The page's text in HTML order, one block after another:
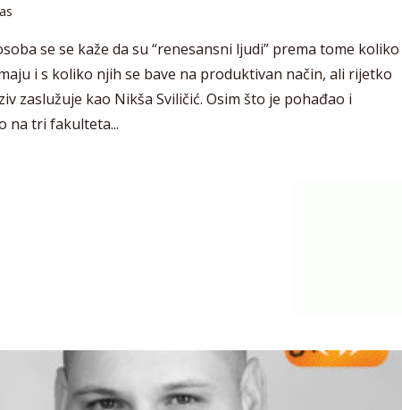
se se kaže da su “renesansni ljudi” prema tome koliko
i s koliko njih se bave na produktivan način, ali rijetko
zaslužuje kao Nikša Sviličić. Osim što je pohađao i
na tri fakulteta...